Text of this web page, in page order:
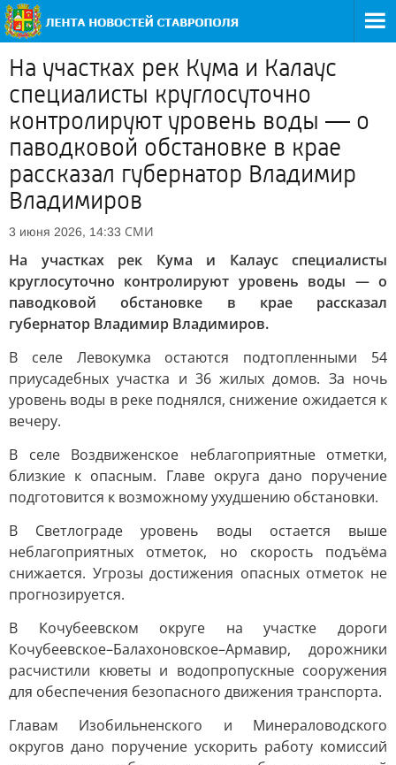
На участках рек Кума и Калаус
специалисты круглосуточно
контролируют уровень воды — о
паводковой обстановке в крае
рассказал губернатор Владимир
Владимиров
3 июня 2026, 14:33 СМИ
На участках рек Кума и Калаус специалисты
круглосуточно контролируют уровень воды — о
паводковой обстановке в крае рассказал
губернатор Владимир Владимиров.
В селе Левокумка остаются подтопленными 54
приусадебных участка и 36 жилых домов. За ночь
уровень воды в реке поднялся, снижение ожидается к
вечеру.
В селе Воздвиженское неблагоприятные отметки,
близкие к опасным. Главе округа дано поручение
подготовится к возможному ухудшению обстановки.
В Светлограде уровень воды остается выше
неблагоприятных отметок, но скорость подъёма
снижается. Угрозы достижения опасных отметок не
прогнозируется.
В Кочубеевском округе на участке дороги
Кочубеевское–Балахоновское–Армавир, дорожники
расчистили кюветы и водопропускные сооружения
для обеспечения безопасного движения транспорта.
Главам Изобильненского и Минераловодского
округов дано поручение ускорить работу комиссий